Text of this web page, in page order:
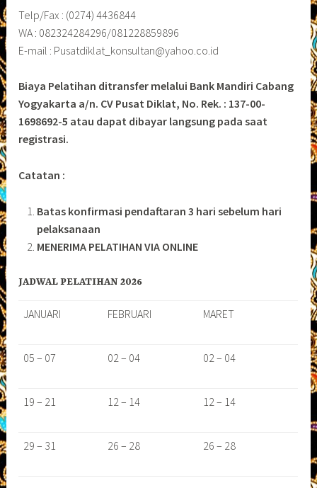
Telp/Fax : (0274) 4436844
WA : 082324284296/081228859896
E-mail : Pusatdiklat_konsultan@yahoo.co.id
Biaya Pelatihan ditransfer melalui Bank Mandiri Cabang
Yogyakarta a/n. CV Pusat Diklat, No. Rek. : 137-00-
1698692-5 atau dapat dibayar langsung pada saat
registrasi.
Catatan :
Batas konfirmasi pendaftaran 3 hari sebelum hari
pelaksanaan
MENERIMA PELATIHAN VIA ONLINE
JADWAL PELATIHAN 2026
JANUARI FEBRUARI MARET
05 – 07 02 – 04 02 – 04
19 – 21 12 – 14 12 – 14
29 – 31 26 – 28 26 – 28